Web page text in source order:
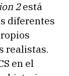
2está
diferentes
realistas.
en el